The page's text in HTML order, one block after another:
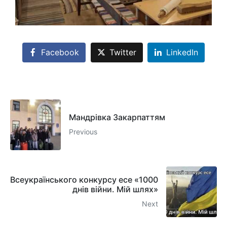
Facebook Twitter LinkedIn
Мандрівка Закарпаттям
Previous
Всеукраїнського конкурсу есе «1000
днів війни. Мій шлях»
Next